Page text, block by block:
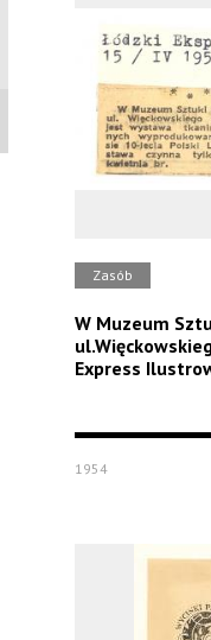
Zasób
W Muzeum
Express
1954